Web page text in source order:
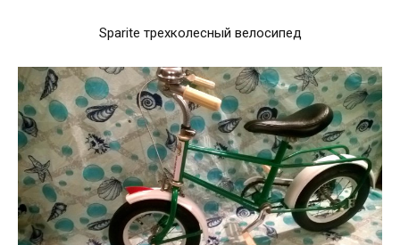
Sparite трехколесный велосипед